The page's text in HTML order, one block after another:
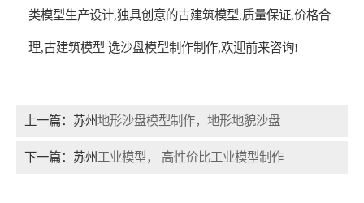
类模型生产设计,独具创意的古建筑模型,质量保证,价格合
理,古建筑模型 选沙盘模型制作制作,欢迎前来咨询!
上一篇：苏州地形沙盘模型制作，地形地貌沙盘
下一篇：苏州 工业模型， 高性价比工业模型制作